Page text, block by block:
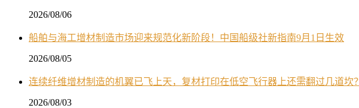
2026/08/06
船舶与海工增材制造市场迎来规范化新阶段！中国船级社新指南9月1日生效
2026/08/05
连续纤维增材制造的机翼已飞上天，复材打印在低空飞行器上还需翻过几道坎？
2026/08/03